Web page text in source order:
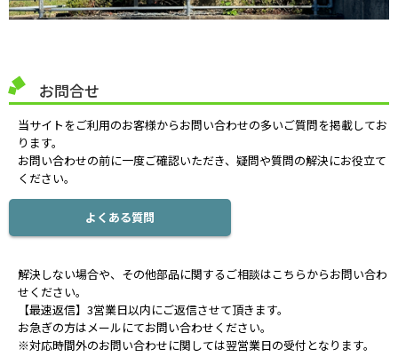
お問合せ
当サイトをご利用のお客様からお問い合わせの多いご質問を掲載してお
ります。
お問い合わせの前に一度ご確認いただき、疑問や質問の解決にお役立て
ください。
よくある質問
解決しない場合や、その他部品に関するご相談はこちらからお問い合わ
せください。
【最速返信】3営業日以内にご返信させて頂きます。
お急ぎの方はメールにてお問い合わせください。
※対応時間外のお問い合わせに関しては翌営業日の受付となります。